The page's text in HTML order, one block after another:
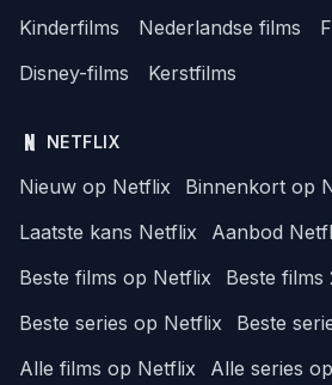
Kinderfilms
Nederlandse films
Disney-films
Kerstfilms
NETFLIX
Nieuw op Netflix
Binnenkort op
Laatste kans Netflix
Aanbod
Beste films op Netflix
Beste films
Beste series op Netflix
Beste
Alle films op Netflix
Alle series